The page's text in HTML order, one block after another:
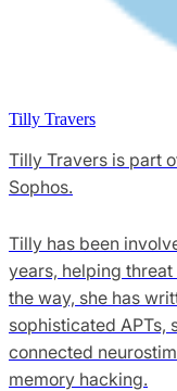
Tilly Travers
Tilly Travers is part
Sophos.
Tilly has been
years, helping
the way, she has
sophisticated APTs,
connected
memory hacking.